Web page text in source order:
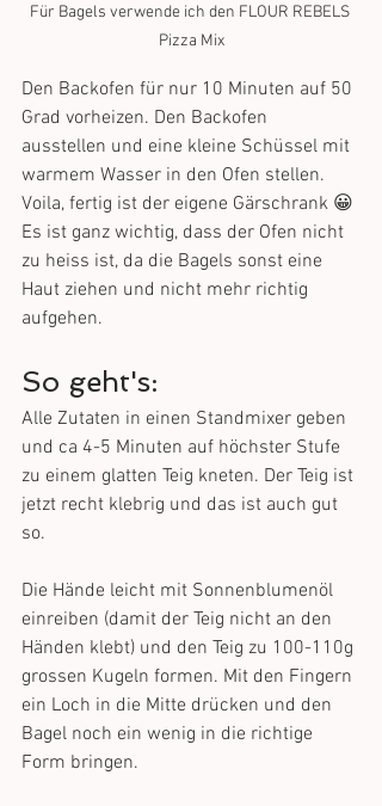
Für Bagels verwende ich den FLOUR REBELS
Pizza Mix
Den Backofen für nur 10 Minuten auf 50
Grad vorheizen. Den Backofen
ausstellen und eine kleine Schüssel mit
warmem Wasser in den Ofen stellen.
Voila, fertig ist der eigene Gärschrank 😀
Es ist ganz wichtig, dass der Ofen nicht
zu heiss ist, da die Bagels sonst eine
Haut ziehen und nicht mehr richtig
aufgehen.
So geht's:
Alle Zutaten in einen Standmixer geben
und ca 4-5 Minuten auf höchster Stufe
zu einem glatten Teig kneten. Der Teig ist
jetzt recht klebrig und das ist auch gut
so.
Die Hände leicht mit Sonnenblumenöl
einreiben (damit der Teig nicht an den
Händen klebt) und den Teig zu 100-110g
grossen Kugeln formen. Mit den Fingern
ein Loch in die Mitte drücken und den
Bagel noch ein wenig in die richtige
Form bringen.